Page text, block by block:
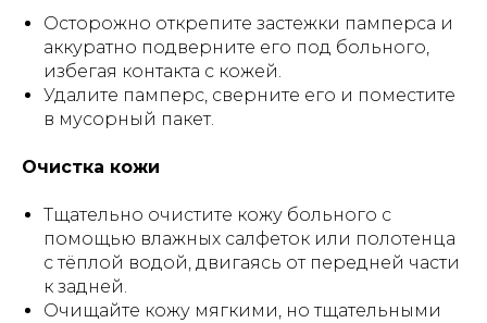
Осторожно открепите застежки памперса и
аккуратно подверните его под больного,
избегая контакта с кожей.
Удалите памперс, сверните его и поместите
в мусорный пакет.
Очистка кожи
Тщательно очистите кожу больного с
помощью влажных салфеток или полотенца
с тёплой водой, двигаясь от передней части
к задней.
Очищайте кожу мягкими, но тщательными